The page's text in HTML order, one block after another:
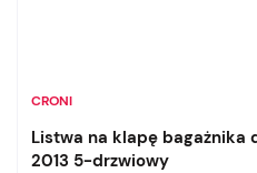
CRONI
Listwa na klapę bagażnika
2013 5-drzwiowy